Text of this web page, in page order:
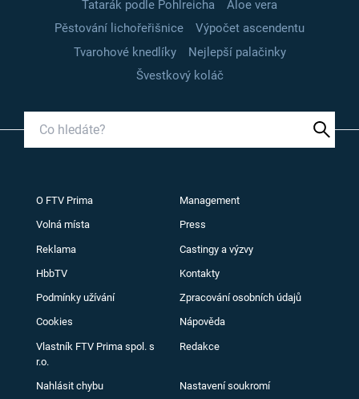
Tatarák podle Pohlreicha
Aloe vera
Pěstování lichořeřišnice
Výpočet ascendentu
Tvarohové knedlíky
Nejlepší palačinky
Švestkový koláč
O FTV Prima Management
Volná místa Press
Reklama Castingy a výzvy
HbbTV Kontakty
Podmínky užívání Zpracování osobních údajů
Cookies Nápověda
Vlastník FTV Prima spol. s
r.o.
Redakce
Nahlásit chybu Nastavení soukromí